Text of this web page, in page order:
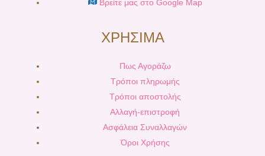
Βρείτε μας στο Google Map
ΧΡΗΣΙΜΑ
Πως Αγοράζω
Τρόποι πληρωμής
Τρόποι αποστολής
Αλλαγή-επιστροφή
Ασφάλεια Συναλλαγών
Όροι Χρήσης